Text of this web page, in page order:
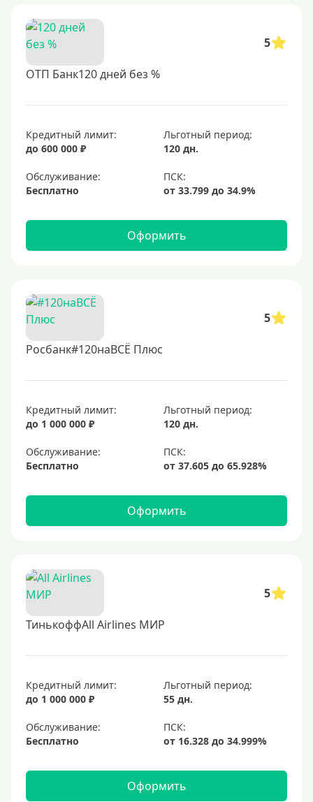
5
ОТП Банк120 дней без %
Кредитный лимит:
до 600 000 ₽
Льготный период:
120 дн.
Обслуживание:
Бесплатно
Оформить
5
Росбанк#120наВСЁ Плюс
Кредитный лимит:
до 1 000 000 ₽
Льготный период:
120 дн.
Обслуживание:
Бесплатно
Оформить
5
ТинькоффAll Airlines МИР
Кредитный лимит:
до 1 000 000 ₽
Льготный период:
55 дн.
Обслуживание:
Бесплатно
Оформить